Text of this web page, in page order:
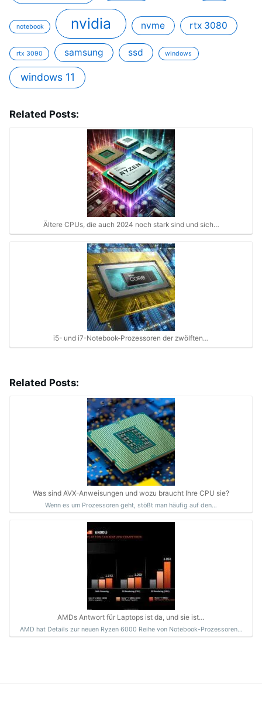
notebook nvidia nvme rtx 3080
rtx 3090 samsung ssd windows
windows 11
Related Posts:
Ältere CPUs, die auch 2024 noch stark sind und sich…
i5- und i7-Notebook-Prozessoren der zwölften…
Related Posts:
Was sind AVX-Anweisungen und wozu braucht Ihre CPU sie?
Wenn es um Prozessoren geht, stößt man häufig auf den…
AMDs Antwort für Laptops ist da, und sie ist…
AMD hat Details zur neuen Ryzen 6000 Reihe von Notebook-Prozessoren…